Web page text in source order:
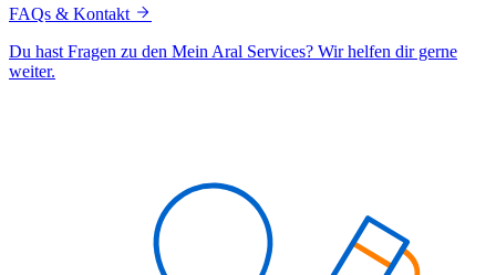
FAQs & Kontakt
Du hast Fragen zu den Mein Aral Services? Wir helfen dir gerne
weiter.